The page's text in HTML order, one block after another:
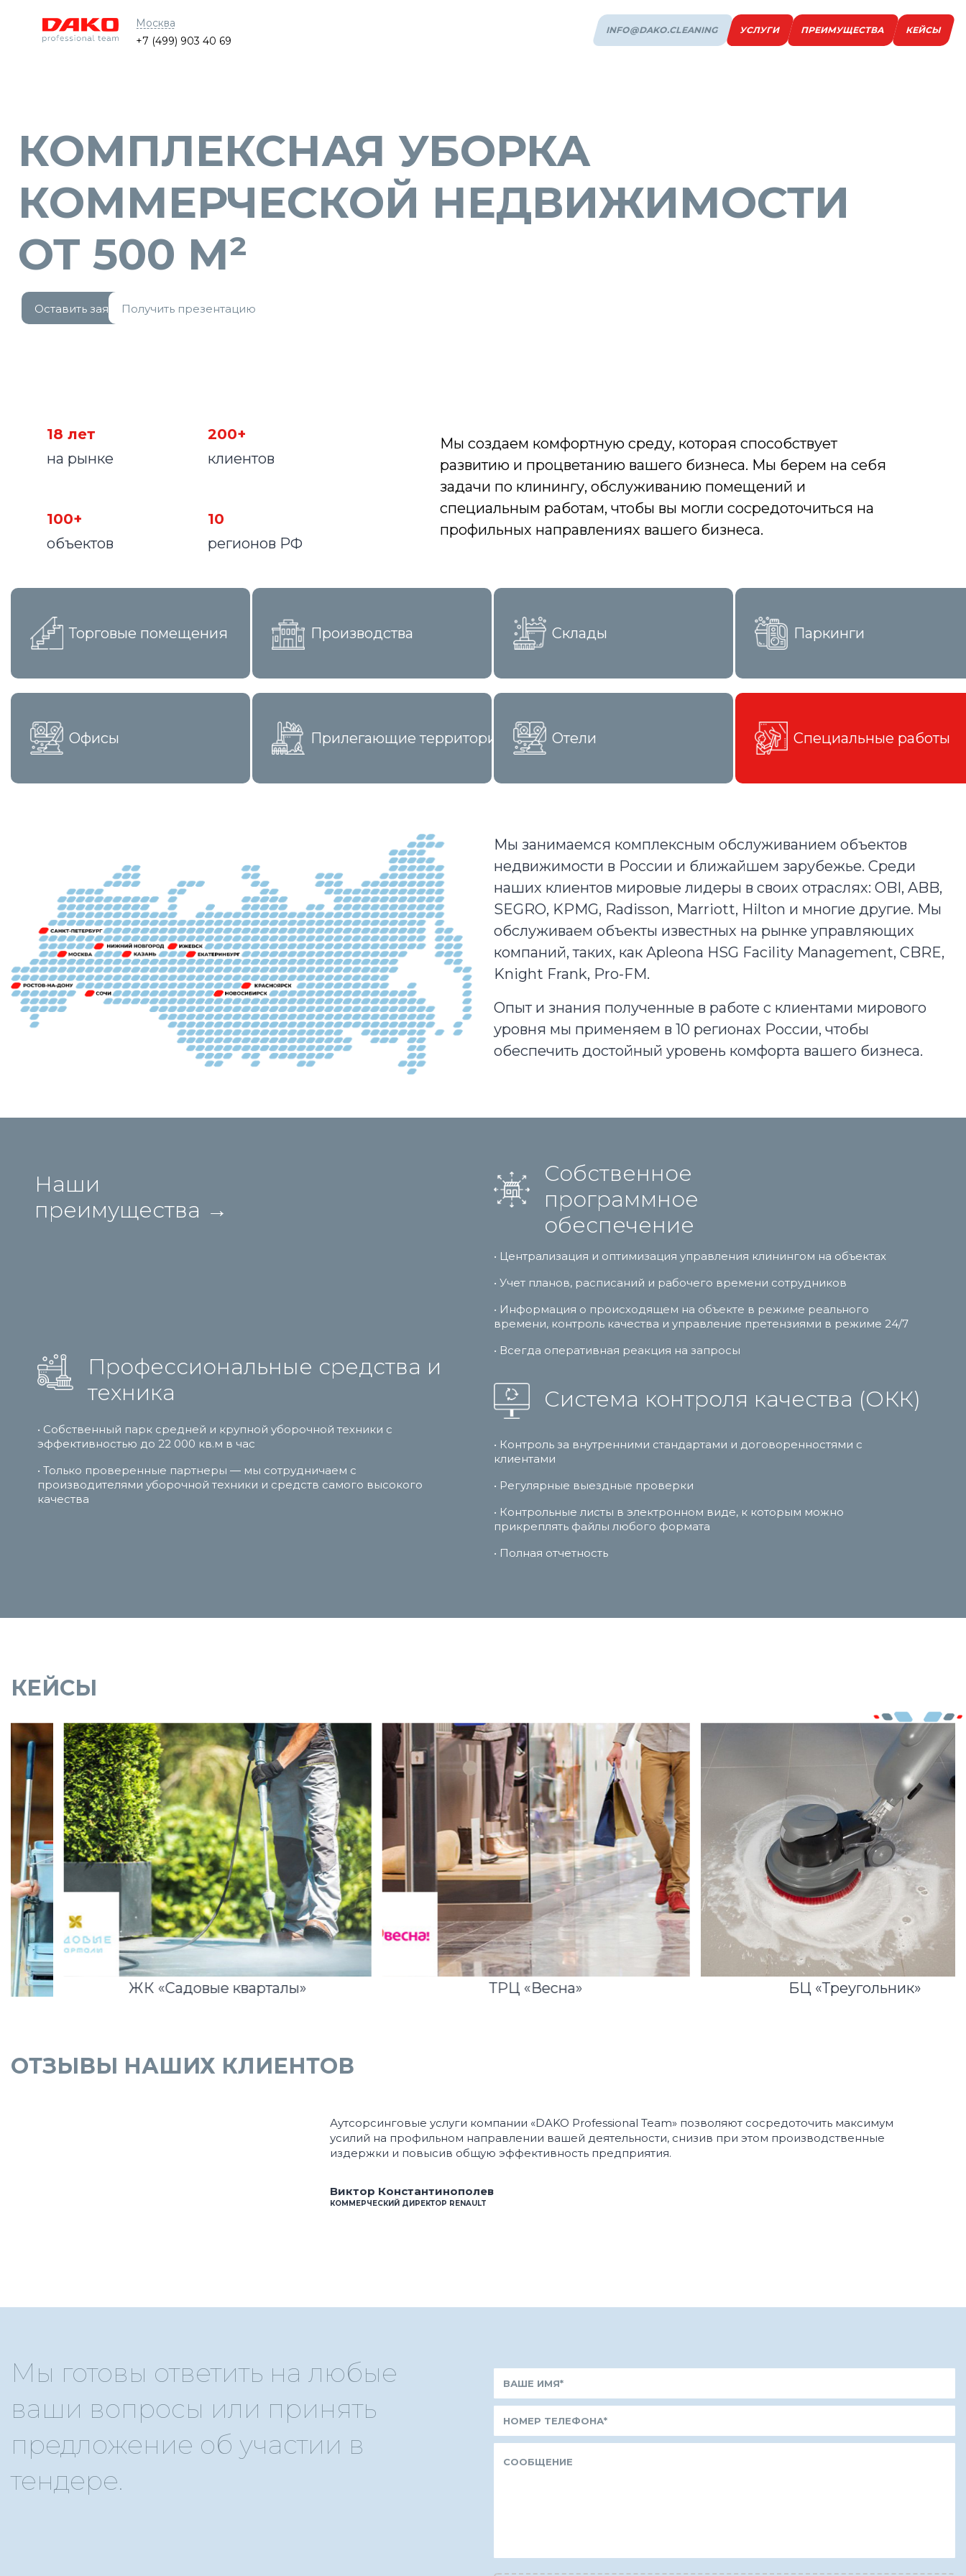
Москва
+7 (499) 903 40 69
КОМПЛЕКСНАЯ УБОРКА
КОММЕРЧЕСКОЙ НЕДВИЖИМОСТИ
ОТ 500 М²
Оставить заявкуПолучить презентацию
18 лет
на рынке
100+
объектов
200+
клиентов
10
регионов РФ
Мы создаем комфортную среду, которая способствует
развитию и процветанию вашего бизнеса. Мы берем на себя
задачи по клинингу, обслуживанию помещений и
специальным работам, чтобы вы могли сосредоточиться на
профильных направлениях вашего бизнеса.
Торговые помещения
Офисы
Производства
Прилегающие территории
Склады
Отели
Паркинги
Специальные работы
Мы занимаемся комплексным обслуживанием объектов
недвижимости в России и ближайшем зарубежье. Среди
наших клиентов мировые лидеры в своих отраслях: OBI, ABB,
SEGRO, KPMG, Radisson, Marriott, Hilton и многие другие. Мы
обслуживаем объекты известных на рынке управляющих
компаний, таких, как Apleona HSG Facility Management, CBRE,
Knight Frank, Pro-FM.
Опыт и знания полученные в работе с клиентами мирового
уровня мы применяем в 10 регионах России, чтобы
обеспечить достойный уровень комфорта вашего бизнеса.
Наши
преимущества →
Профессиональные средства и
техника
• Собственный парк средней и крупной уборочной техники с
эффективностью до 22 000 кв.м в час
• Только проверенные партнеры — мы сотрудничаем с
производителями уборочной техники и средств самого высокого
качества
Собственное
программное
обеспечение
• Централизация и оптимизация управления клинингом на объектах
• Учет планов, расписаний и рабочего времени сотрудников
• Информация о происходящем на объекте в режиме реального
времени, контроль качества и управление претензиями в режиме 24/7
• Всегда оперативная реакция на запросы
Система контроля качества (ОКК)
• Контроль за внутренними стандартами и договоренностями с
клиентами
• Регулярные выездные проверки
• Контрольные листы в электронном виде, к которым можно
прикреплять файлы любого формата
• Полная отчетность
КЕЙСЫ
ЖК «Садовые кварталы» ТРЦ «Весна» БЦ «Треугольник»
ОТЗЫВЫ НАШИХ КЛИЕНТОВ
Аутсорсинговые услуги компании «DAKO Professional Team» позволяют сосредоточить максимум
усилий на профильном направлении вашей деятельности, снизив при этом производственные
издержки и повысив общую эффективность предприятия.
Виктор Константинополев
КОММЕРЧЕСКИЙ ДИРЕКТОР RENAULT
Мы готовы ответить на любые
ваши вопросы или принять
предложение об участии в
тендере.
INFO@DAKO.CLEANING УСЛУГИ ПРЕИМУЩЕСТВА КЕЙСЫ